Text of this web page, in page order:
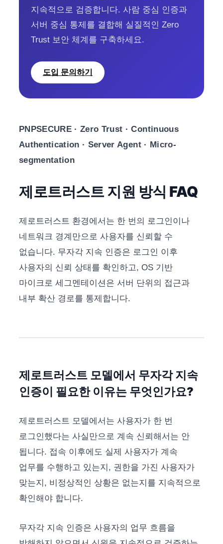
지속적으로 검증합니다. 사람 중심 인증과
서버 중심 통제를 결합해 실질적인 Zero
Trust 보안 체계를 구축하세요.
도입 문의하기
PNPSECURE · Zero Trust · Continuous
Authentication · Server Agent · Micro-
segmentation
제로트러스트 지원 방식 FAQ
제로트러스트 환경에서는 한 번의 로그인이나
네트워크 경계만으로 사용자를 신뢰할 수
없습니다. 무자각 지속 인증은 로그인 이후
사용자의 신뢰 상태를 확인하고, OS 기반
마이크로 세그멘테이션은 서버 단위의 접근과
내부 확산 경로를 통제합니다.
제로트러스트 모델에서 무자각 지속
인증이 필요한 이유는 무엇인가요?
제로트러스트 모델에서는 사용자가 한 번
로그인했다는 사실만으로 계속 신뢰해서는 안
됩니다. 접속 이후에도 실제 사용자가 계속
업무를 수행하고 있는지, 권한을 가진 사용자가
맞는지, 비정상적인 상황은 없는지를 지속적으로
확인해야 합니다.
무자각 지속 인증은 사용자의 업무 흐름을